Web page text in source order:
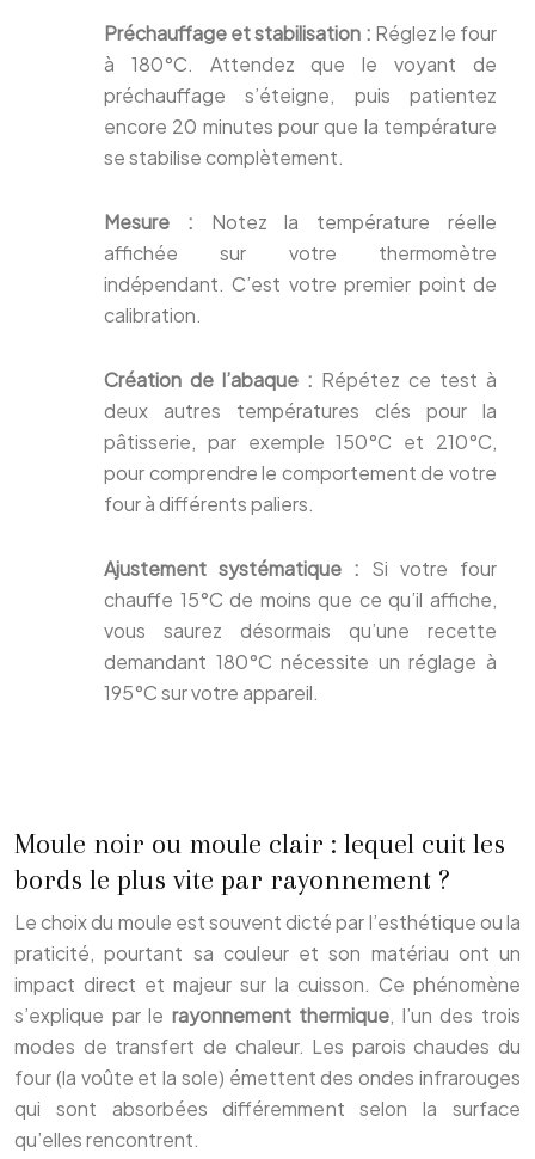
Préchauffage et stabilisation : Réglez le four
à 180°C. Attendez que le voyant de
préchauffage s’éteigne, puis patientez
encore 20 minutes pour que la température
se stabilise complètement.
Mesure : Notez la température réelle
affichée sur votre thermomètre
indépendant. C’est votre premier point de
calibration.
Création de l’abaque : Répétez ce test à
deux autres températures clés pour la
pâtisserie, par exemple 150°C et 210°C,
pour comprendre le comportement de votre
four à différents paliers.
Ajustement systématique : Si votre four
chauffe 15°C de moins que ce qu’il affiche,
vous saurez désormais qu’une recette
demandant 180°C nécessite un réglage à
195°C sur votre appareil.
Moule noir ou moule clair : lequel cuit les
bords le plus vite par rayonnement ?
Le choix du moule est souvent dicté par l’esthétique ou la
praticité, pourtant sa couleur et son matériau ont un
impact direct et majeur sur la cuisson. Ce phénomène
s’explique par le rayonnement thermique, l’un des trois
modes de transfert de chaleur. Les parois chaudes du
four (la voûte et la sole) émettent des ondes infrarouges
qui sont absorbées différemment selon la surface
qu’elles rencontrent.